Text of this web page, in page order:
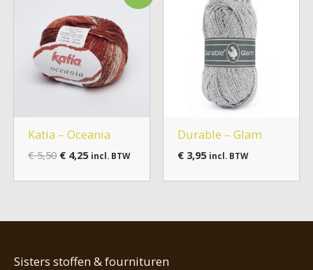
Katia – Oceania
€5,50
was:
€ 5,50.
€4,25
is:
€ 4,25.
incl. BTW
Durable – Glam
€3,95 incl. BTW
Sisters stoffen & fournituren